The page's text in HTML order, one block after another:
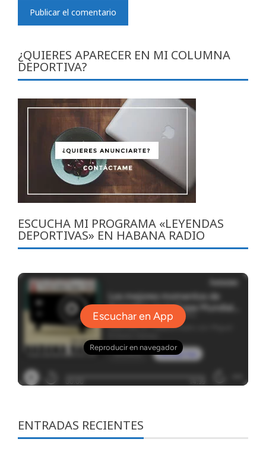
¿QUIERES APARECER EN MI COLUMNA
DEPORTIVA?
ESCUCHA MI PROGRAMA «LEYENDAS
DEPORTIVAS» EN HABANA RADIO
ENTRADAS RECIENTES